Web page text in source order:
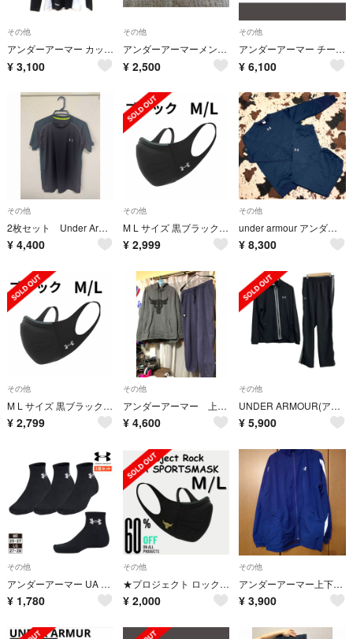
その他
アンダーアーマー カットソー 長袖 黒 ブラック 白 ホワイト /YI
¥ 3,100
その他
アンダーアーマーメンズベルトバックル5点セット
¥ 2,500
その他
アンダーアーマー チームサーマルジャケット トレーニングジャージセットアップ L
¥ 6,100
その他
2枚セット Under Armour & Nike トレーニングTシャツ
¥ 4,400
その他
M L サイズ 黒ブラック UNDER ARMOUR スポーツ マスク
¥ 2,999
その他
under armour アンダーアーマー スウェットセットアップ 大きいサイズ
¥ 8,300
その他
M L サイズ 黒ブラック UNDER ARMOUR スポーツ マスク
¥ 2,799
その他
アンダーアーマー 上下 セットアップ タイプ、サイズ違い
¥ 4,600
その他
UNDER ARMOUR(アンダーアーマー) メンズセットアップ メンズ美品 - 黒×グレー
¥ 5,900
その他
アンダーアーマー UA クオーター ソックス 3足セット 1386372
¥ 1,780
その他
★プロジェクト ロック★アンダーアーマ★スポーツマスク M/L
¥ 2,000
その他
アンダーアーマー上下セット（裏起毛つき） ブルー系
¥ 3,900